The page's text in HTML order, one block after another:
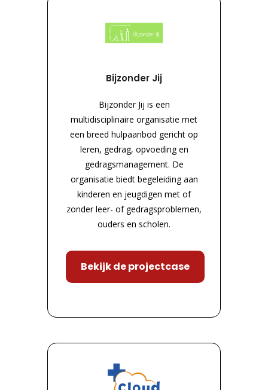
Bijzonder Jij
Bijzonder Jij is een
multidisciplinaire organisatie met
een breed hulpaanbod gericht op
leren, gedrag, opvoeding en
gedragsmanagement. De
organisatie biedt begeleiding aan
kinderen en jeugdigen met of
zonder leer- of gedragsproblemen,
ouders en scholen.
Bekijk de projectcase